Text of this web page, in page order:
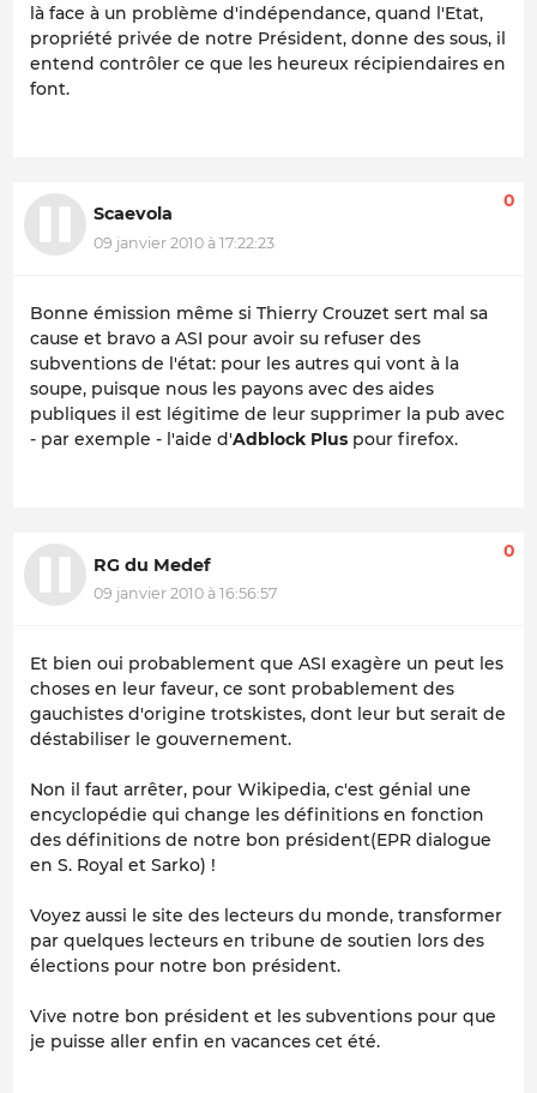
là face à un problème d'indépendance, quand l'Etat,
propriété privée de notre Président, donne des sous, il
entend contrôler ce que les heureux récipiendaires en
font.
Scaevola
09 janvier 2010 à 17:22:23
0
Bonne émission même si Thierry Crouzet sert mal sa
cause et bravo a ASI pour avoir su refuser des
subventions de l'état: pour les autres qui vont à la
soupe, puisque nous les payons avec des aides
publiques il est légitime de leur supprimer la pub avec
- par exemple - l'aide d'Adblock Plus pour firefox.
RG du Medef
09 janvier 2010 à 16:56:57
0
Et bien oui probablement que ASI exagère un peut les
choses en leur faveur, ce sont probablement des
gauchistes d'origine trotskistes, dont leur but serait de
déstabiliser le gouvernement.
Non il faut arrêter, pour Wikipedia, c'est génial une
encyclopédie qui change les définitions en fonction
des définitions de notre bon président(EPR dialogue
en S. Royal et Sarko) !
Voyez aussi le site des lecteurs du monde, transformer
par quelques lecteurs en tribune de soutien lors des
élections pour notre bon président.
Vive notre bon président et les subventions pour que
je puisse aller enfin en vacances cet été.